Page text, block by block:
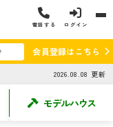
電話する ログイン
会員登録はこちら
2026.08.08 更新
モデルハウス